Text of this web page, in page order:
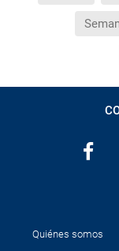
Quiénes somos